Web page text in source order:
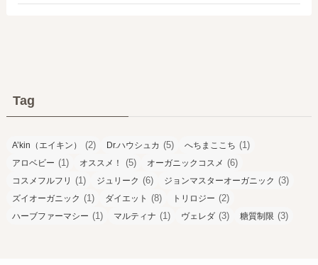
Tag
A’kin（エイキン） (2) Dr.ハウシュカ (5) へちまここち (1)
アロベビー (1) オススメ！ (5) オーガニックコスメ (6)
コスメフルフリ (1) ジュリーク (6) ジョンマスターオーガニック (3)
ズイオーガニック (1) ダイエット (8) トリロジー (2)
ハーブファーマシー (1) マルティナ (1) ヴェレダ (3) 糖質制限 (3)